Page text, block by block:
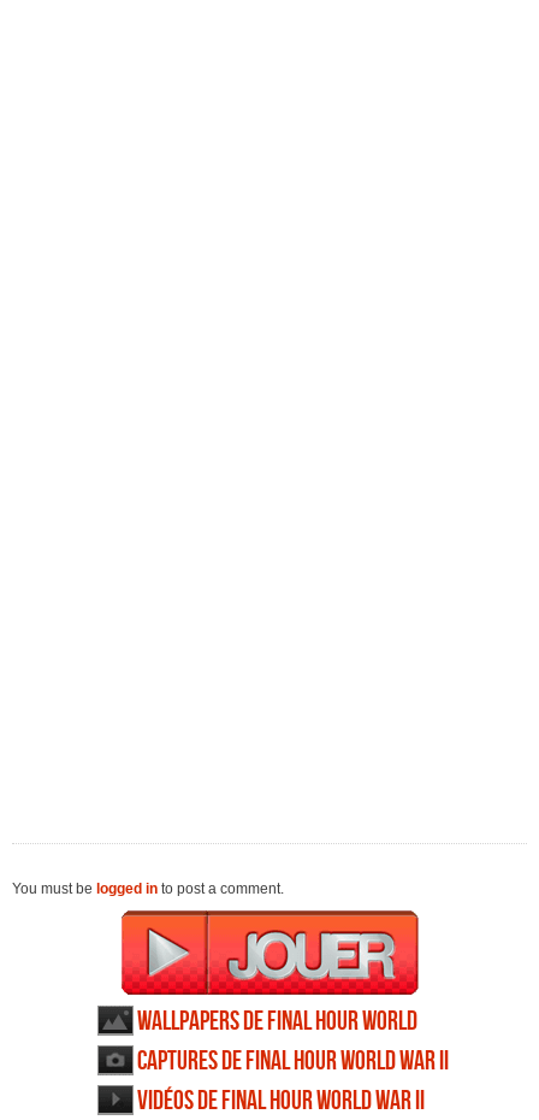
You must be logged in to post a comment.
Wallpapers de Final Hour World
War II
Captures de Final Hour World War II
Vidéos de Final Hour World War II